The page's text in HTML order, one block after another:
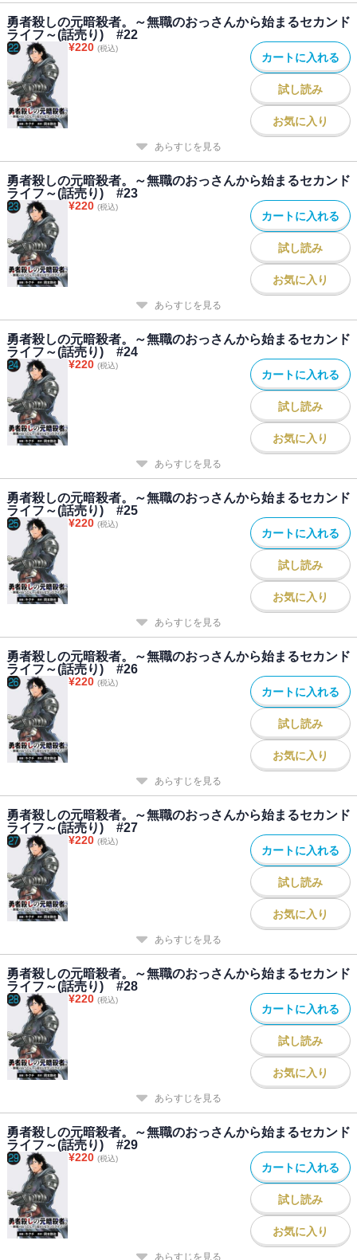
勇者殺しの元暗殺者。～無職のおっさんから始まるセカンド
ライフ～(話売り) #22
¥220 (税込)
カートに入れる
試し読み
お気に入り
あらすじを見る
勇者殺しの元暗殺者。～無職のおっさんから始まるセカンド
ライフ～(話売り) #23
¥220 (税込)
カートに入れる
試し読み
お気に入り
あらすじを見る
勇者殺しの元暗殺者。～無職のおっさんから始まるセカンド
ライフ～(話売り) #24
¥220 (税込)
カートに入れる
試し読み
お気に入り
あらすじを見る
勇者殺しの元暗殺者。～無職のおっさんから始まるセカンド
ライフ～(話売り) #25
¥220 (税込)
カートに入れる
試し読み
お気に入り
あらすじを見る
勇者殺しの元暗殺者。～無職のおっさんから始まるセカンド
ライフ～(話売り) #26
¥220 (税込)
カートに入れる
試し読み
お気に入り
あらすじを見る
勇者殺しの元暗殺者。～無職のおっさんから始まるセカンド
ライフ～(話売り) #27
¥220 (税込)
カートに入れる
試し読み
お気に入り
あらすじを見る
勇者殺しの元暗殺者。～無職のおっさんから始まるセカンド
ライフ～(話売り) #28
¥220 (税込)
カートに入れる
試し読み
お気に入り
あらすじを見る
勇者殺しの元暗殺者。～無職のおっさんから始まるセカンド
ライフ～(話売り) #29
¥220 (税込)
カートに入れる
試し読み
お気に入り
あらすじを見る